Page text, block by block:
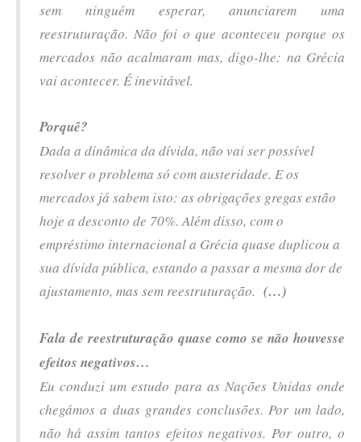
sem ninguém esperar, anunciarem uma
reestruturação. Não foi o que aconteceu porque os
mercados não acalmaram mas, digo-lhe: na Grécia
vai acontecer. É inevitável.
Porquê?
Dada a dinâmica da dívida, não vai ser possível
resolver o problema só com austeridade. E os
mercados já sabem isto: as obrigações gregas estão
hoje a desconto de 70%. Além disso, com o
empréstimo internacional a Grécia quase duplicou a
sua dívida pública, estando a passar a mesma dor de
ajustamento, mas sem reestruturação. (…)
Fala de reestruturação quase como se não houvesse
efeitos negativos…
Eu conduzi um estudo para as Nações Unidas onde
chegámos a duas grandes conclusões. Por um lado,
não há assim tantos efeitos negativos. Por outro, o